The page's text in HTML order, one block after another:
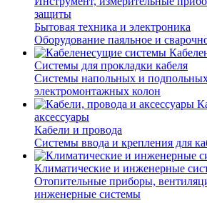
защиты
Бытовая техника и электроника
Оборудование паяльное и
Системы для прокладки кабеля
Системы напольных и
электромонтажных колон
аксессуары
Кабели и провода
Системы ввода и крепления для
Климатические и инженерные
Отопительные приборы,
инженерные системы